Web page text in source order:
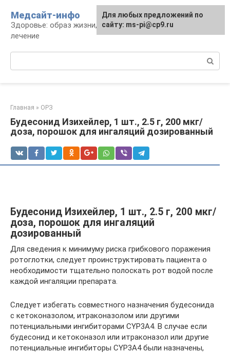
контенту
Медсайт-инфо
Здоровье: образ жизни, профилактика и
лечение
Главная » ОРЗ
Будесонид Изихейлер, 1 шт., 2.5 г, 200 мкг/
доза, порошок для ингаляций дозированный
Будесонид Изихейлер, 1 шт., 2.5 г, 200 мкг/
доза, порошок для ингаляций
дозированный
Для сведения к минимуму риска грибкового поражения
ротоглотки, следует проинструктировать пациента о
необходимости тщательно полоскать рот водой после
каждой ингаляции препарата.
Следует избегать совместного назначения будесонида
с кетоконазолом, итраконазолом или другими
потенциальными ингибиторами CYP3A4. В случае если
будесонид и кетоконазол или итраконазол или другие
потенциальные ингибиторы CYP3A4 были назначены,
Для любых предложений по
сайту: ms-pi@cp9.ru